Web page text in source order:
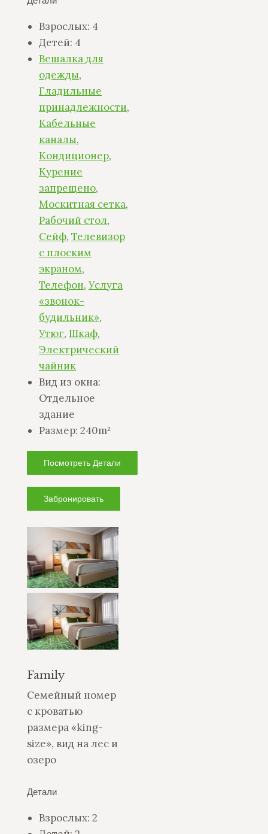
Взрослых: 4
Детей: 4
Вешалка для
одежды,
Гладильные
принадлежности,
Кабельные
каналы,
Кондиционер,
Курение
запрещено,
Москитная сетка,
Рабочий стол,
Сейф, Телевизор
с плоским
экраном,
Телефон, Услуга
«звонок-
будильник»,
Утюг, Шкаф,
Электрический
чайник
Вид из окна:
Отдельное
здание
Размер: 240m²
Посмотреть Детали
Забронировать
Family
Семейный номер
с кроватью
размера «king-
size», вид на лес и
озеро
Детали
Взрослых: 2